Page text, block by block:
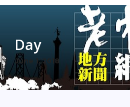
Day
June 1, 2018